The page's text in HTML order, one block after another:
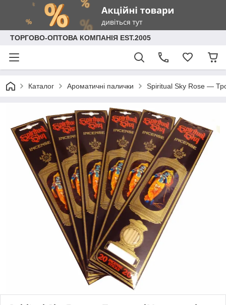
ТОРГОВО-ОПТОВА КОМПАНІЯ EST.2005
Каталог Ароматичні палички Spiritual Sky Rose —